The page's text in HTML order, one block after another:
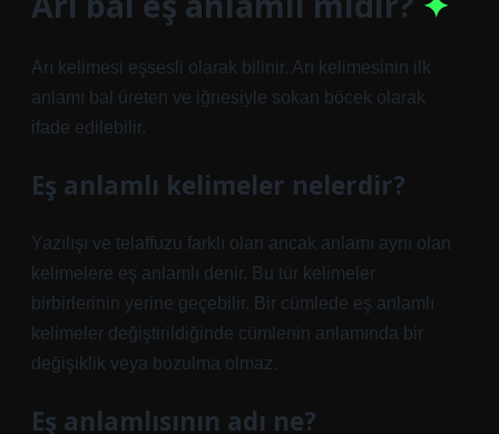
Arı kelimesi eşsesli olarak bilinir. Arı kelimesinin ilk
anlamı bal üreten ve iğnesiyle sokan böcek olarak
ifade edilebilir.
Eş anlamlı kelimeler nelerdir?
Yazılışı ve telaffuzu farklı olan ancak anlamı aynı olan
kelimelere eş anlamlı denir. Bu tür kelimeler
birbirlerinin yerine geçebilir. Bir cümlede eş anlamlı
kelimeler değiştirildiğinde cümlenin anlamında bir
değişiklik veya bozulma olmaz.
Eş anlamlısının adı ne?